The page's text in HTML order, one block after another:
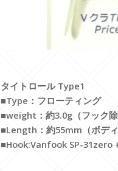
タイトロール Type1
■Type：フローティング
■weight：約3.0g（フック
■Length：約55mm（ボデ
■Hook:Vanfook SP-31zero